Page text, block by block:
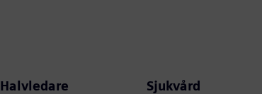
Halvledare Sjukvård